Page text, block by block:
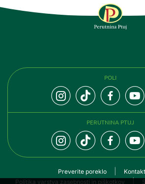
POLI
PERUTNINA PTUJ
Preverite poreklo
Kontakt
Politika varstva zasebnosti in piškotkov